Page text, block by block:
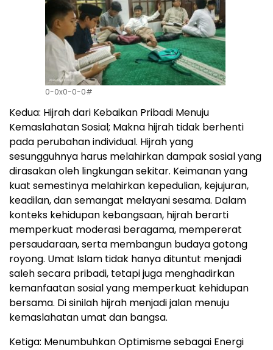
0-0x0-0-0#
Kedua: Hijrah dari Kebaikan Pribadi Menuju
Kemaslahatan Sosial; Makna hijrah tidak berhenti
pada perubahan individual. Hijrah yang
sesungguhnya harus melahirkan dampak sosial yang
dirasakan oleh lingkungan sekitar. Keimanan yang
kuat semestinya melahirkan kepedulian, kejujuran,
keadilan, dan semangat melayani sesama. Dalam
konteks kehidupan kebangsaan, hijrah berarti
memperkuat moderasi beragama, mempererat
persaudaraan, serta membangun budaya gotong
royong. Umat Islam tidak hanya dituntut menjadi
saleh secara pribadi, tetapi juga menghadirkan
kemanfaatan sosial yang memperkuat kehidupan
bersama. Di sinilah hijrah menjadi jalan menuju
kemaslahatan umat dan bangsa.
Ketiga: Menumbuhkan Optimisme sebagai Energi